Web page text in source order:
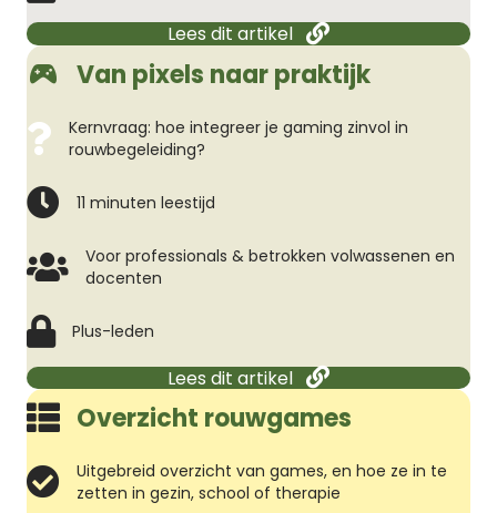
Lees dit artikel
Van pixels naar praktijk
Kernvraag: hoe integreer je gaming zinvol in
rouwbegeleiding?
11 minuten leestijd
Voor professionals & betrokken volwassenen en
docenten
Plus-leden
Lees dit artikel
Overzicht rouwgames
Uitgebreid overzicht van games, en hoe ze in te
zetten in gezin, school of therapie